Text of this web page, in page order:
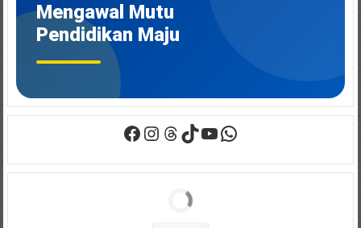
Mengawal Mutu
Pendidikan Maju
Facebook
Instagram
Threads
TikTok
YouTube
WhatsApp